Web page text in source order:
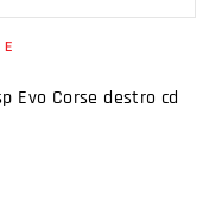
Evo Corse destro cd